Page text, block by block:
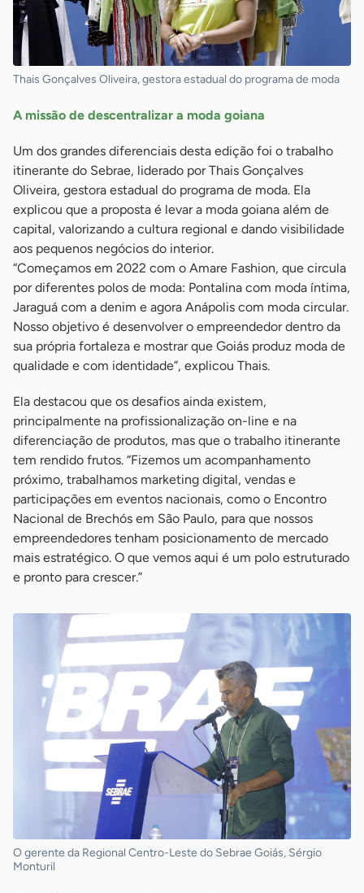
Thais Gonçalves Oliveira, gestora estadual do programa de moda
A missão de descentralizar a moda goiana
Um dos grandes diferenciais desta edição foi o trabalho
itinerante do Sebrae, liderado por Thais Gonçalves
Oliveira, gestora estadual do programa de moda. Ela
explicou que a proposta é levar a moda goiana além de
capital, valorizando a cultura regional e dando visibilidade
aos pequenos negócios do interior.
“Começamos em 2022 com o Amare Fashion, que circula
por diferentes polos de moda: Pontalina com moda íntima,
Jaraguá com a denim e agora Anápolis com moda circular.
Nosso objetivo é desenvolver o empreendedor dentro da
sua própria fortaleza e mostrar que Goiás produz moda de
qualidade e com identidade”, explicou Thais.
Ela destacou que os desafios ainda existem,
principalmente na profissionalização on-line e na
diferenciação de produtos, mas que o trabalho itinerante
tem rendido frutos. “Fizemos um acompanhamento
próximo, trabalhamos marketing digital, vendas e
participações em eventos nacionais, como o Encontro
Nacional de Brechós em São Paulo, para que nossos
empreendedores tenham posicionamento de mercado
mais estratégico. O que vemos aqui é um polo estruturado
e pronto para crescer.”
O gerente da Regional Centro-Leste do Sebrae Goiás, Sérgio
Monturil